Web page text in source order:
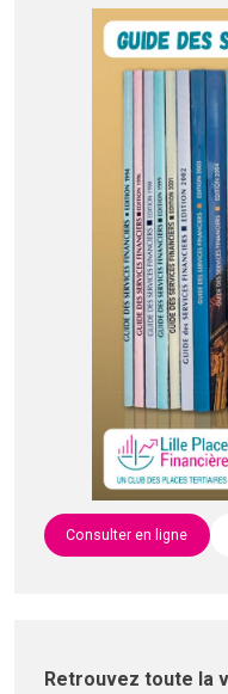
Consulter en ligne
Retrouvez toute la